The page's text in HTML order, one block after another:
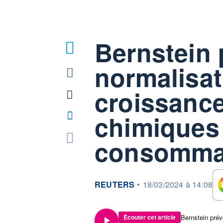
Bernstein
information fournie par
REUTERS • 18/03/2024 à 14:08
Écouter cet article